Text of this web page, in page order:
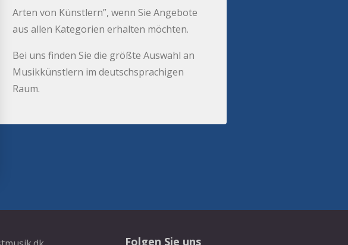
Arten von Künstlern”, wenn Sie Angebote
aus allen Kategorien erhalten möchten.
Bei uns finden Sie die größte Auswahl an
Musikkünstlern im deutschsprachigen
Raum.
Folgen Sie uns